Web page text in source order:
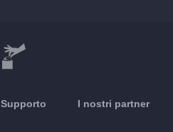
Supporto I nostri partner